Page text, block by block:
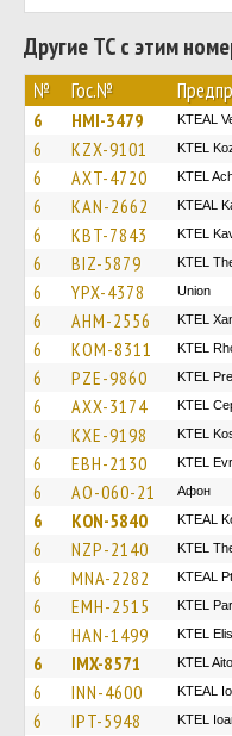
Другие ТС с этим
№ Гос.№
6 HMI-3479 KTEAL
6 KZX-9101 ΚΤΕL
6 AXT-4720 KTEL
6 KAN-2662 KTEAL
6 KBT-7843 KTEL
6 BIZ-5879 KTEL
6 YPX-4378 Union
6 AHM-2556 KTEL
6 KOM-8311 KTEL
6 PZE-9860 KTEL
6 AXX-3174 KTEL
6 KXE-9198 KTEL
6 EBH-2130 KTEL
6 AO-060-21 Афон
6 KON-5840 KTEAL
6 NZP-2140 KTEL
6 MNA-2282 KTEAL
6 EMH-2515 KTEL
6 HAN-1499 KTEL Elis
6 IMX-8571 KTEL
6 INN-4600 KTEAL
6 IPT-5948 KTEL